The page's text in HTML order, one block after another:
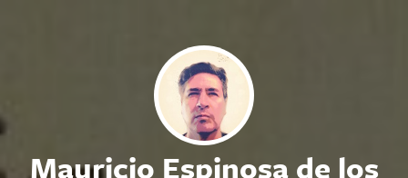
Mauricio Espinosa de los